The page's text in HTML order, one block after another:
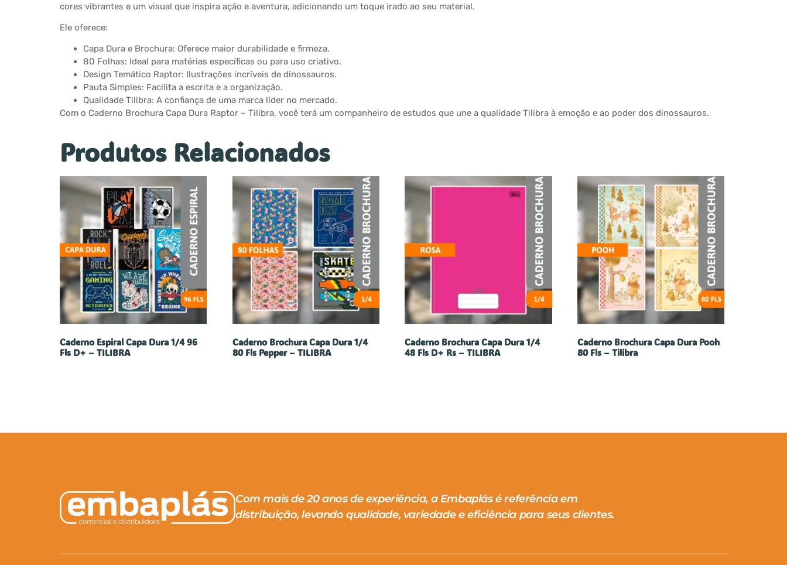
cores vibrantes e um visual que inspira ação e aventura, adicionando um toque irado ao seu material.
Ele oferece:
Capa Dura e Brochura: Oferece maior durabilidade e firmeza.
80 Folhas: Ideal para matérias específicas ou para uso criativo.
Design Temático Raptor: Ilustrações incríveis de dinossauros.
Pauta Simples: Facilita a escrita e a organização.
Qualidade Tilibra: A confiança de uma marca líder no mercado.
Com o Caderno Brochura Capa Dura Raptor – Tilibra, você terá um companheiro de estudos que une a qualidade Tilibra à emoção e ao poder dos dinossauros.
Produtos Relacionados
Caderno Espiral Capa Dura 1/4 96
Fls D+ – TILIBRA
Caderno Brochura Capa Dura 1/4
80 Fls Pepper – TILIBRA
Caderno Brochura Capa Dura 1/4
48 Fls D+ Rs – TILIBRA
Caderno Brochura Capa Dura Pooh
80 Fls – Tilibra
Com mais de 20 anos de experiência, a Embaplás é referência em
distribuição, levando qualidade, variedade e eficiência para seus clientes.